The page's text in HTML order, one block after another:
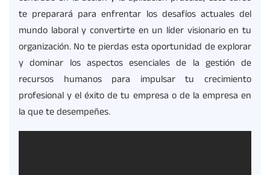
te preparará para enfrentar los desafíos actuales del
mundo laboral y convertirte en un líder visionario en tu
organización. No te pierdas esta oportunidad de explorar
y dominar los aspectos esenciales de la gestión de
recursos humanos para impulsar tu crecimiento
profesional y el éxito de tu empresa o de la empresa en
la que te desempeñes.